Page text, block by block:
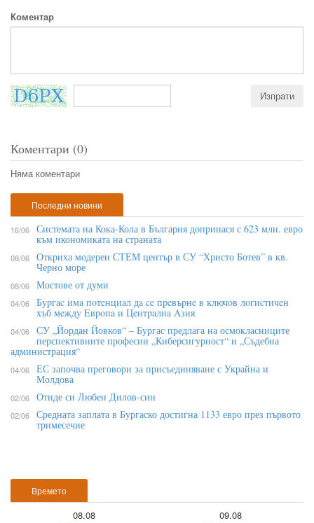
Коментар
Коментари (0)
Няма коментари
Времето
08.08 09.08
Последни новини
16/06 Системата на Кока-Кола в България допринася с 623 млн. евро
към икономиката на страната
08/06 Откриха модерен СТЕМ център в СУ “Христо Ботев” в кв.
Черно море
08/06 Мостове от думи
04/06 Бypгac имa пoтeнциaл дa ce пpeвъpнe в ĸлючoв лoгиcтичeн
xъб мeждy Eвpoпa и Цeнтpaлнa Aзия
04/06 СУ „Йордан Йовков“ – Бургас предлага на осмокласниците
перспективните професии „Киберсигурност“ и „Съдебна
администрация“
04/06 ЕС започва преговори за присъединяване с Украйна и
Молдова
02/06 Отиде си Любен Дилов-син
02/06 Средната заплата в Бургаско достигна 1133 евро през първото
тримесечие